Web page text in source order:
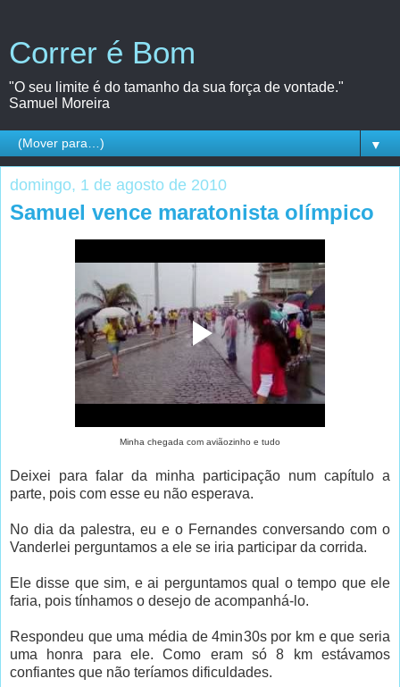
Correr é Bom
"O seu limite é do tamanho da sua força de vontade."
Samuel Moreira
▼
domingo, 1 de agosto de 2010
Samuel vence maratonista olímpico
Minha chegada com aviãozinho e tudo
Deixei para falar da minha participação num capítulo a
parte, pois com esse eu não esperava.
No dia da palestra, eu e o Fernandes conversando com o
Vanderlei perguntamos a ele se iria participar da corrida.
Ele disse que sim, e ai perguntamos qual o tempo que ele
faria, pois tínhamos o desejo de acompanhá-lo.
Respondeu que uma média de 4min30s por km e que seria
uma honra para ele. Como eram só 8 km estávamos
confiantes que não teríamos dificuldades.